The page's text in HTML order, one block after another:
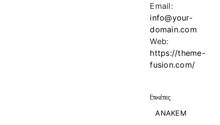
Email:
info@your-
domain.com
Web:
https://theme-
fusion.com/
Ετικέτες
ANAKEM